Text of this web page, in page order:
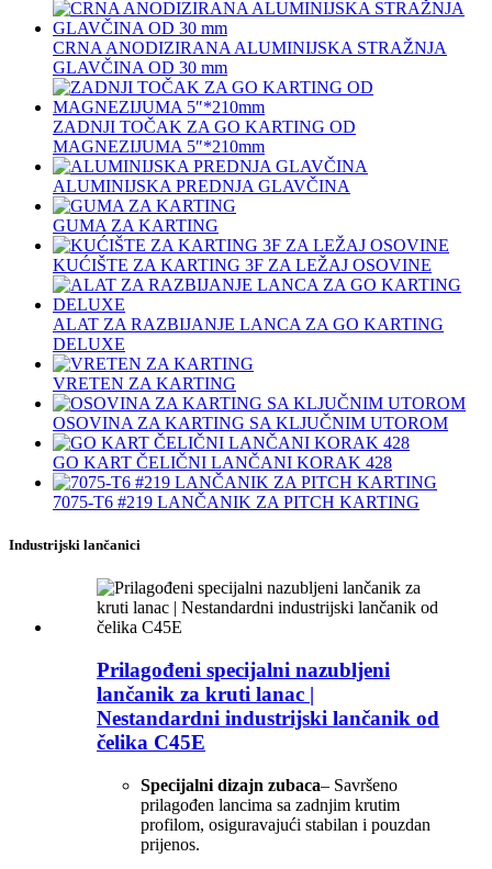
CRNA ANODIZIRANA ALUMINIJSKA STRAŽNJA
GLAVČINA OD 30 mm
ZADNJI TOČAK ZA GO KARTING OD
MAGNEZIJUMA 5″*210mm
ALUMINIJSKA PREDNJA GLAVČINA
GUMA ZA KARTING
KUĆIŠTE ZA KARTING 3F ZA LEŽAJ OSOVINE
ALAT ZA RAZBIJANJE LANCA ZA GO KARTING
DELUXE
VRETEN ZA KARTING
OSOVINA ZA KARTING SA KLJUČNIM UTOROM
GO KART ČELIČNI LANČANI KORAK 428
7075‐T6 #219 LANČANIK ZA PITCH KARTING
Industrijski lančanici
Prilagođeni specijalni nazubljeni
lančanik za kruti lanac |
Nestandardni industrijski lančanik od
čelika C45E
Specijalni dizajn zubaca– Savršeno
prilagođen lancima sa zadnjim krutim
profilom, osiguravajući stabilan i pouzdan
prijenos.